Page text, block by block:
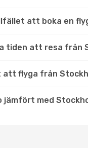
att boka en
tiden att resa från
att flyga från
jämfört med